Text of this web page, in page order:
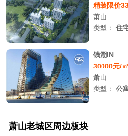
精装限价
萧山
类型：住
钱潮IN
30000元/㎡
萧山
类型：公
萧山老城区周边板块